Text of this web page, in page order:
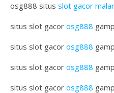
osg888 situs slot gacor
situs slot gacor osg888
situs slot gacor osg888
situs slot gacor osg888
situs slot gacor osg888